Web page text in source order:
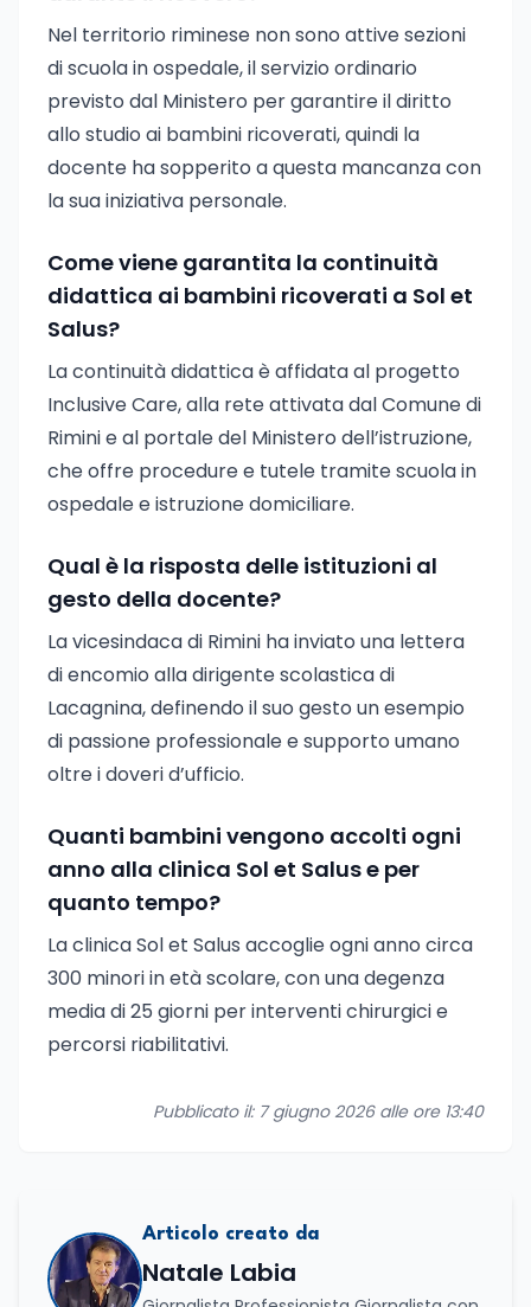
Nel territorio riminese non sono attive sezioni
di scuola in ospedale, il servizio ordinario
previsto dal Ministero per garantire il diritto
allo studio ai bambini ricoverati, quindi la
docente ha sopperito a questa mancanza con
la sua iniziativa personale.
Come viene garantita la continuità
didattica ai bambini ricoverati a Sol et
Salus?
La continuità didattica è affidata al progetto
Inclusive Care, alla rete attivata dal Comune di
Rimini e al portale del Ministero dell’istruzione,
che offre procedure e tutele tramite scuola in
ospedale e istruzione domiciliare.
Qual è la risposta delle istituzioni al
gesto della docente?
La vicesindaca di Rimini ha inviato una lettera
di encomio alla dirigente scolastica di
Lacagnina, definendo il suo gesto un esempio
di passione professionale e supporto umano
oltre i doveri d’ufficio.
Quanti bambini vengono accolti ogni
anno alla clinica Sol et Salus e per
quanto tempo?
La clinica Sol et Salus accoglie ogni anno circa
300 minori in età scolare, con una degenza
media di 25 giorni per interventi chirurgici e
percorsi riabilitativi.
Pubblicato il: 7 giugno 2026 alle ore 13:40
Articolo creato da
Natale Labia